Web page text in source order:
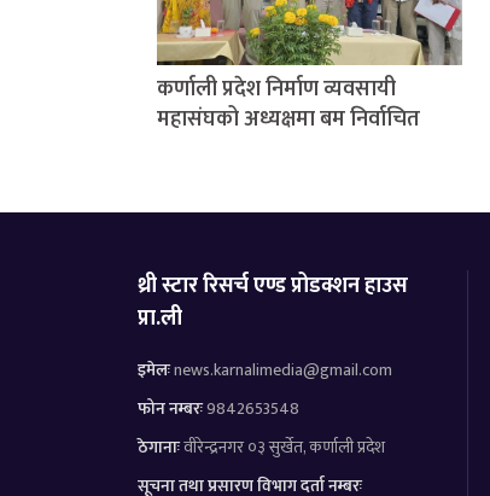
कर्णाली प्रदेश निर्माण व्यवसायी
महासंघको अध्यक्षमा बम निर्वाचित
थ्री स्टार रिसर्च एण्ड प्रोडक्शन हाउस
प्रा.ली
इमेलःnews.karnalimedia@gmail.com
फोन नम्बरः9842653548
ठेगानाःवीरेन्द्रनगर ०३ सुर्खेत, कर्णाली प्रदेश
सूचना तथा प्रसारण विभाग दर्ता नम्बरः